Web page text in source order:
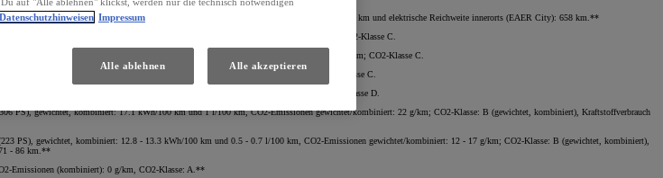
CO2-Emissionen (kombiniert): 0 g/km, CO2-Klasse: A ; elektrische Reichweite (EAER): 458 km und elektrische Reichweite innerorts (EAER City): 658 km.**
kW (140 PS) 5-Türer kombiniert: 4,4 l/100 km; CO2-Emissionen kombiniert: 100 g/km; CO2-Klasse C.
103 kW (140 PS) kombiniert: 4,5 l/100 km; CO2-Emissionen kombiniert: 101 g/km; CO2-Klasse C.
kW (140 PS), kombiniert: 4,9 l/100 km; CO2-Emissionen kombiniert: 112 g/km; CO2-Klasse C.
(218 PS) 5-Türer kombiniert: 5,6 l/100 km; CO2-Emissionen kombiniert: 126 g/km; CO2-Klasse D.
PS), gewichtet, kombiniert: 17.1 kWh/100 km und 1 l/100 km, CO2-Emissionen gewichtet/kombiniert: 22 g/km; CO2-Klasse: B (gewichtet, kombiniert), Kraftstoffverbrauch
PS), gewichtet, kombiniert: 12.8 - 13.3 kWh/100 km und 0.5 - 0.7 l/100 km, CO2-Emissionen gewichtet/kombiniert: 12 - 17 g/km; CO2-Klasse: B (gewichtet, kombiniert),
- 86 km.**
Emissionen (kombiniert): 0 g/km, CO2-Klasse: A.**
Impressum
Alle ablehnen Alle akzeptieren